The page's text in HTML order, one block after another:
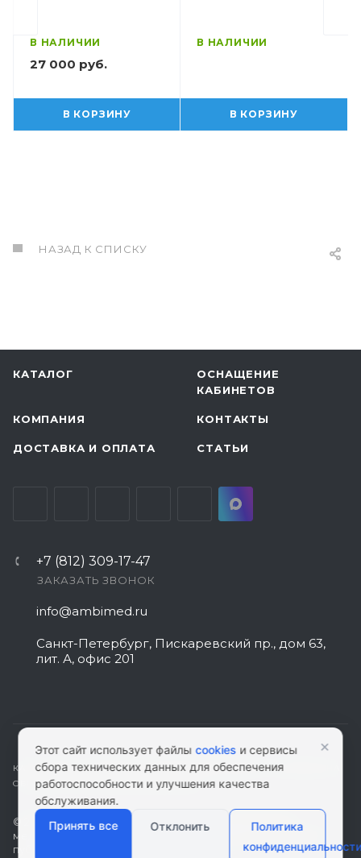
В НАЛИЧИИ
27 000 руб.
В КОРЗИНУ
В НАЛИЧИИ
В КОРЗИНУ
НАЗАД К СПИСКУ
КАТАЛОГ
ОСНАЩЕНИЕ
КАБИНЕТОВ
КОМПАНИЯ КОНТАКТЫ
ДОСТАВКА И ОПЛАТА СТАТЬИ
+7 (812) 309-17-47
ЗАКАЗАТЬ ЗВОНОК
info@ambimed.ru
Санкт-Петербург, Пискаревский пр., дом 63,
лит. А, офис 201
КАРТА САЙТА|ПОЛИТИКА КОНФИДЕНЦИАЛЬНОСТИ|СОГЛАСИЕ НА
ОБРАБОТКУ ПЕРСОНАЛЬНЫХ ДАННЫХ
© 2026 ambimed.ru - Медицинское оборудование и
медтехника. Информация на этом ресурсе не является
публичной офертой.
Этот сайт использует файлыcookies и сервисы
сбора технических данных для обеспечения
работоспособности и улучшения качества
обслуживания.
Принять все
Отклонить
Политика
конфиденциальности
×